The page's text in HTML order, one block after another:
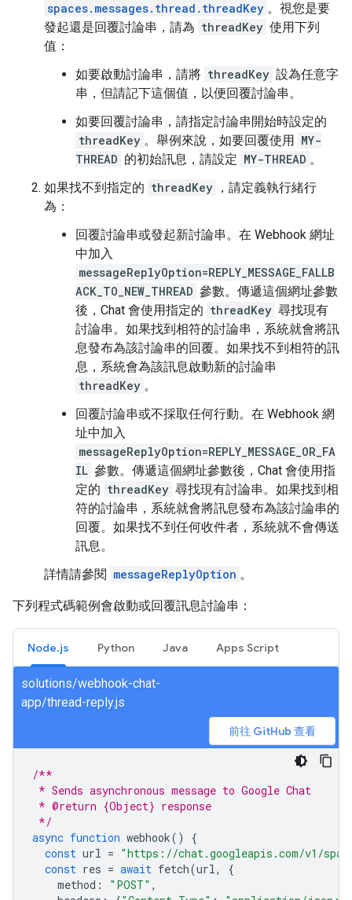
spaces.messages.thread.threadKey 。視您是要
發起還是回覆討論串，請為 threadKey 使用下列
值：
如要啟動討論串，請將 threadKey 設為任意字
串，但請記下這個值，以便回覆討論串。
如要回覆討論串，請指定討論串開始時設定的
threadKey 。舉例來說，如要回覆使用
MY-
THREAD 的初始訊息，請設定 MY-THREAD 。
如果找不到指定的 threadKey ，請定義執行緒行
為：
回覆討論串或發起新討論串。在 Webhook 網址
中加入
messageReplyOption=REPLY_MESSAGE_FALLB
ACK_TO_NEW_THREAD 參數。傳遞這個網址參數
後，Chat 會使用指定的 threadKey 尋找現有
討論串。如果找到相符的討論串，系統就會將訊
息發布為該討論串的回覆。如果找不到相符的訊
息，系統會為該訊息啟動新的討論串
threadKey 。
回覆討論串或不採取任何行動。在 Webhook 網
址中加入
messageReplyOption=REPLY_MESSAGE_OR_FA
IL 參數。傳遞這個網址參數後，Chat 會使用指
定的 threadKey 尋找現有討論串。如果找到相
符的討論串，系統就會將訊息發布為該討論串的
回覆。如果找不到任何收件者，系統就不會傳送
訊息。
詳情請參閱 messageReplyOption 。
下列程式碼範例會啟動或回覆訊息討論串：
Node.js Python Java Apps Script
solutions/webhook-chat-
app/thread-reply.js
前往 GitHub 查看
/**
* Sends asynchronous message to Google Chat
* @return {Object} response
*/
async function webhook()
{
const url = "https://chat.googleapis.com/v1/spaces/
const res = await fetch(url,
{
method : "POST" ,